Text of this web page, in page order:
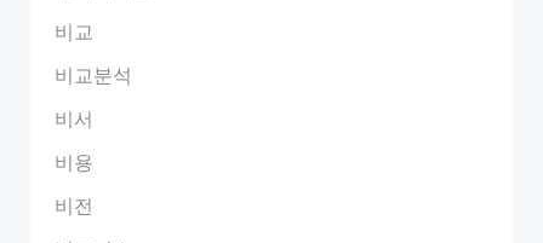
비교
비교분석
비서
비용
비전